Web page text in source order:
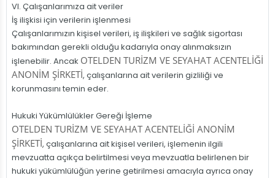
VI. Çalışanlarımıza ait veriler
İş ilişkisi için verilerin işlenmesi
Çalışanlarımızın kişisel verileri, iş ilişkileri ve sağlık sigortası
bakımından gerekli olduğu kadarıyla onay alınmaksızın
işlenebilir. Ancak OTELDEN TURİZM VE SEYAHAT ACENTELİĞİ
ANONİM ŞİRKETİ, çalışanlarına ait verilerin gizliliği ve
korunmasını temin eder.
Hukuki Yükümlülükler Gereği İşleme
OTELDEN TURİZM VE SEYAHAT ACENTELİĞİ ANONİM
ŞİRKETİ, çalışanlarına ait kişisel verileri, işlemenin ilgili
mevzuatta açıkça belirtilmesi veya mevzuatla belirlenen bir
hukuki yükümlülüğün yerine getirilmesi amacıyla ayrıca onay